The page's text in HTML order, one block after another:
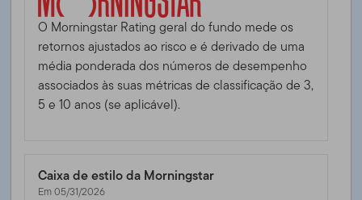
O Morningstar Rating geral do fundo mede os
retornos ajustados ao risco e é derivado de uma
média ponderada dos números de desempenho
associados às suas métricas de classificação de 3,
5 e 10 anos (se aplicável).
Caixa de estilo da Morningstar
Em 05/31/2026